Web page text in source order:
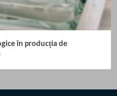
în producția de